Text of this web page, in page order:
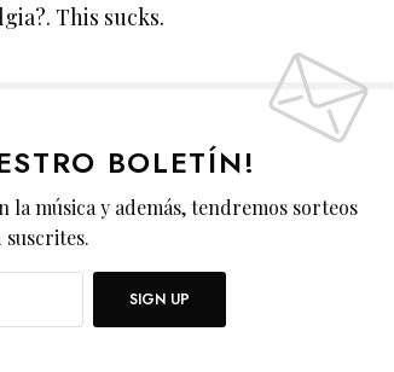
This sucks.
BOLETÍN!
la música y además, tendremos sorteos
suscrites.
SIGN UP